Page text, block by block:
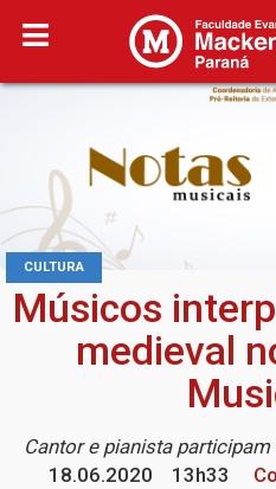
CULTURA
Músicos
medieval
Cantor e pianista
18.06.2020
13h33